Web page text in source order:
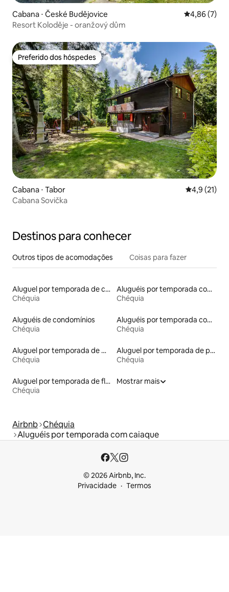
Cabana ⋅ České Budějovice 4,86 de uma
4,86 (7)
Resort Koloděje - oranžový dům
Preferido dos hóspedes
Preferido dos hóspedes
Cabana ⋅ Tabor 4,9 de uma
4,9 (21)
Cabana Sovička
Destinos para conhecer
Outros tipos de acomodações Coisas para fazer
Aluguel por temporada de casas arredondadas
Chéquia
Aluguéis por temporada com acesso à praia
Chéquia
Aluguéis de condomínios
Chéquia
Aluguéis por temporada com cama de altura acessível
Chéquia
Aluguel por temporada de microcasas
Chéquia
Aluguel por temporada de pensões coreanas
Chéquia
Aluguel por temporada de flats
Chéquia
Mostrar mais
Airbnb Chéquia
Aluguéis por temporada com caiaque
© 2026 Airbnb, Inc.
Privacidade
Termos